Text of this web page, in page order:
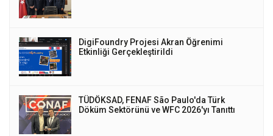
DigiFoundry Projesi Akran Öğrenimi
Etkinliği Gerçekleştirildi
TÜDÖKSAD, FENAF São Paulo'da Türk
Döküm Sektörünü ve WFC 2026'yı Tanıttı